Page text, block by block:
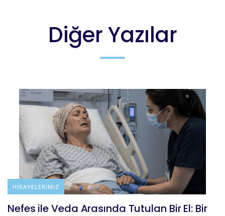
Diğer Yazılar
BLOG
HIKAYELERIMIZ
Nefes ile Veda Arasında Tutulan Bir El: Bir